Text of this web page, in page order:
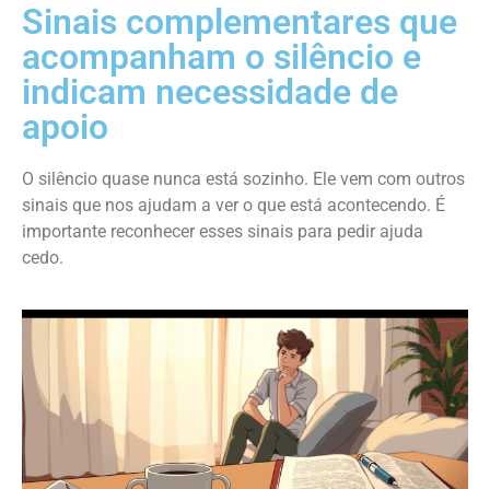
Sinais complementares que
acompanham o silêncio e
indicam necessidade de
apoio
O silêncio quase nunca está sozinho. Ele vem com outros
sinais que nos ajudam a ver o que está acontecendo. É
importante reconhecer esses sinais para pedir ajuda
cedo.